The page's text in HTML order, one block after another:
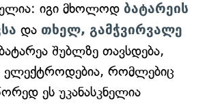
იგი მხოლოდ ბატარეის
და თხელ, გამჭვირვალე
შუბლზე თავსდება,
ელექტროდებია, რომლებიც
ეს უკანასკნელია